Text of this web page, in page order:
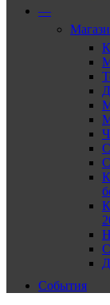
—
События